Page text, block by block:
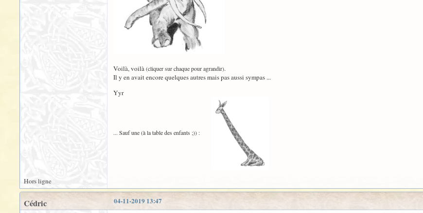
Voilà, voilà(cliquer sur chaque pour agrandir).
Il y en avait encore quelques autres mais pas aussi sympas ...
Yyr
... Sauf une (à la table des enfants ;)) :
Hors ligne
04-11-2019 13:47
Cédric